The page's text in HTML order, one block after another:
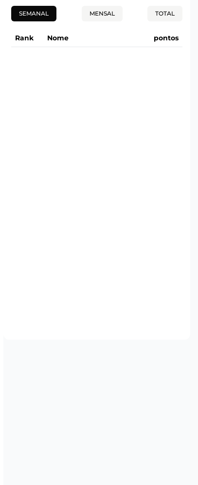
SEMANAL MENSAL TOTAL
Rank Nome pontos